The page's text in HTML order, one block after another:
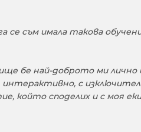
се съм имала такова
бе най-доброто ми лично
с
който споделих и с моя